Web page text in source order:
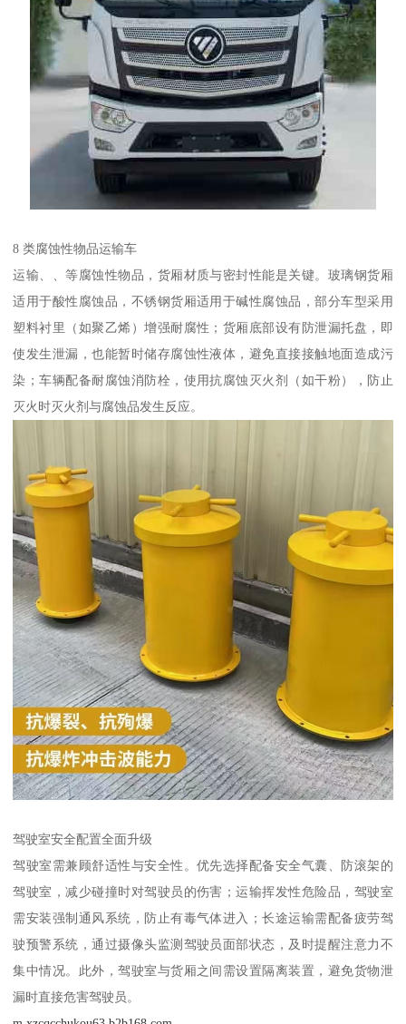
8 类腐蚀性物品运输车​
运输、、等腐蚀性物品，货厢材质与密封性能是关键。玻璃钢货厢
适用于酸性腐蚀品，不锈钢货厢适用于碱性腐蚀品，部分车型采用
塑料衬里（如聚乙烯）增强耐腐性；货厢底部设有防泄漏托盘，即
使发生泄漏，也能暂时储存腐蚀性液体，避免直接接触地面造成污
染；车辆配备耐腐蚀消防栓，使用抗腐蚀灭火剂（如干粉），防止
灭火时灭火剂与腐蚀品发生反应。​
驾驶室安全配置全面升级​
驾驶室需兼顾舒适性与安全性。优先选择配备安全气囊、防滚架的
驾驶室，减少碰撞时对驾驶员的伤害；运输挥发性危险品，驾驶室
需安装强制通风系统，防止有毒气体进入；长途运输需配备疲劳驾
驶预警系统，通过摄像头监测驾驶员面部状态，及时提醒注意力不
集中情况。此外，驾驶室与货厢之间需设置隔离装置，避免货物泄
漏时直接危害驾驶员。​